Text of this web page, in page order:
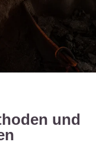
und